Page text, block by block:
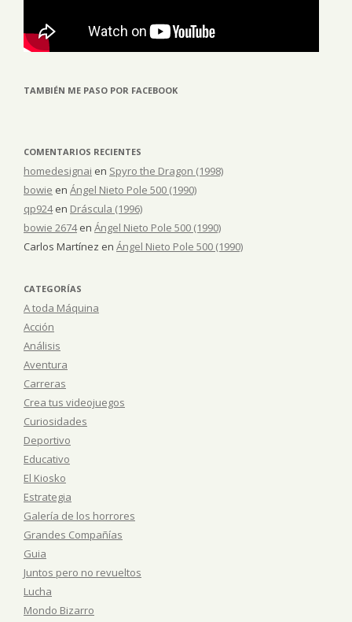
TAMBIÉN ME PASO POR FACEBOOK
COMENTARIOS RECIENTES
homedesignai en Spyro the Dragon (1998)
bowie en Ángel Nieto Pole 500 (1990)
qp924en Dráscula (1996)
bowie 2674en Ángel Nieto Pole 500 (1990)
Carlos Martínez en Ángel Nieto Pole 500 (1990)
CATEGORÍAS
A toda Máquina
Acción
Análisis
Aventura
Carreras
Crea tus videojuegos
Curiosidades
Deportivo
Educativo
El Kiosko
Estrategia
Galería de los horrores
Grandes Compañías
Guia
Juntos pero no revueltos
Lucha
Mondo Bizarro